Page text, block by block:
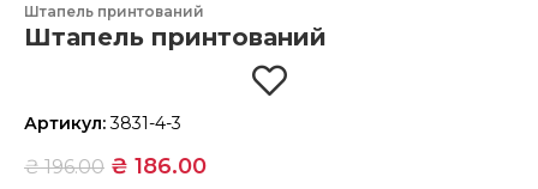
Штапель принтований
Штапель принтований
Артикул:3831-4-3
₴196.00 ₴ 186.00